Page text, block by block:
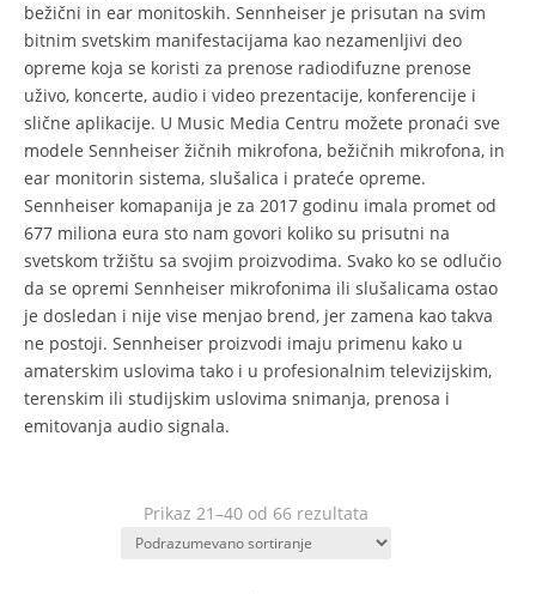
bežični in ear monitoskih. Sennheiser je prisutan na svim
bitnim svetskim manifestacijama kao nezamenljivi deo
opreme koja se koristi za prenose radiodifuzne prenose
uživo, koncerte, audio i video prezentacije, konferencije i
slične aplikacije. U Music Media Centru možete pronaći sve
modele Sennheiser žičnih mikrofona, bežičnih mikrofona, in
ear monitorin sistema, slušalica i prateće opreme.
Sennheiser komapanija je za 2017 godinu imala promet od
677 miliona eura sto nam govori koliko su prisutni na
svetskom tržištu sa svojim proizvodima. Svako ko se odlučio
da se opremi Sennheiser mikrofonima ili slušalicama ostao
je dosledan i nije vise menjao brend, jer zamena kao takva
ne postoji. Sennheiser proizvodi imaju primenu kako u
amaterskim uslovima tako i u profesionalnim televizijskim,
terenskim ili studijskim uslovima snimanja, prenosa i
emitovanja audio signala.
Prikaz 21–40 od 66 rezultata